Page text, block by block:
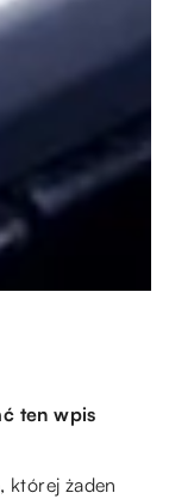
ten wpis
której żaden